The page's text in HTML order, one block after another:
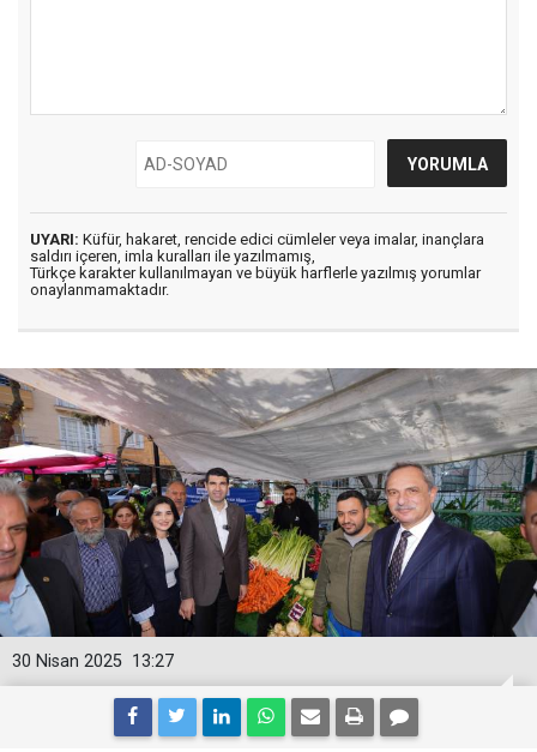
UYARI: Küfür, hakaret, rencide edici cümleler veya imalar, inançlara
saldırı içeren, imla kuralları ile yazılmamış,
Türkçe karakter kullanılmayan ve büyük harflerle yazılmış yorumlar
onaylanmamaktadır.
13:27
30 Nisan 2025